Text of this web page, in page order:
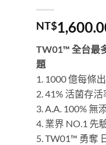
NT$
TW01™ 全台最
題
1. 1000 億每條
2. 41% 活菌存
3. A.A. 100% 無
4. 業界 NO.1 先
5. TW01™ 勇奪